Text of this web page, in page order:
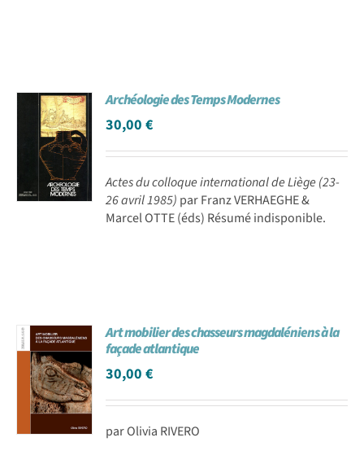
Archéologie des Temps Modernes
30,00€
Actes du colloque international de Liège (23-
26 avril 1985) par Franz VERHAEGHE &
Marcel OTTE (éds) Résumé indisponible.
Art mobilier des chasseurs magdaléniens à la
façade atlantique
30,00€
par Olivia RIVERO